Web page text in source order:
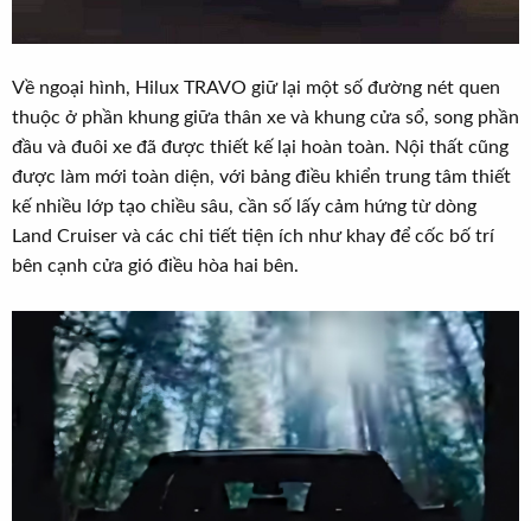
Về ngoại hình, Hilux TRAVO giữ lại một số đường nét quen
thuộc ở phần khung giữa thân xe và khung cửa sổ, song phần
đầu và đuôi xe đã được thiết kế lại hoàn toàn. Nội thất cũng
được làm mới toàn diện, với bảng điều khiển trung tâm thiết
kế nhiều lớp tạo chiều sâu, cần số lấy cảm hứng từ dòng
Land Cruiser và các chi tiết tiện ích như khay để cốc bố trí
bên cạnh cửa gió điều hòa hai bên.